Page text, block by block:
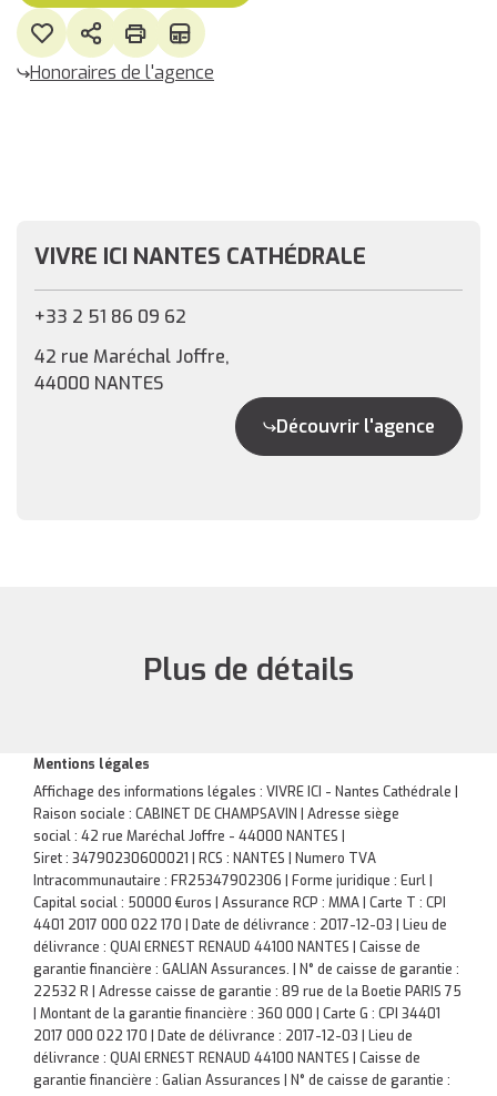
Honoraires de l'agence
VIVRE ICI NANTES CATHÉDRALE
+33 2 51 86 09 62
42 rue Maréchal Joffre,
44000 NANTES
Découvrir l'agence
Plus de détails
Mentions légales
Affichage des informations légales : VIVRE ICI - Nantes Cathédrale |
Raison sociale : CABINET DE CHAMPSAVIN | Adresse siège
social : 42 rue Maréchal Joffre - 44000 NANTES |
Siret : 34790230600021 | RCS : NANTES | Numero TVA
Intracommunautaire : FR25347902306 | Forme juridique : Eurl |
Capital social : 50000 €uros | Assurance RCP : MMA | Carte T : CPI
4401 2017 000 022 170 | Date de délivrance : 2017-12-03 | Lieu de
délivrance : QUAI ERNEST RENAUD 44100 NANTES | Caisse de
garantie financière : GALIAN Assurances. | N° de caisse de garantie :
22532 R | Adresse caisse de garantie : 89 rue de la Boetie PARIS 75
| Montant de la garantie financière : 360 000 | Carte G : CPI 34401
2017 000 022 170 | Date de délivrance : 2017-12-03 | Lieu de
délivrance : QUAI ERNEST RENAUD 44100 NANTES | Caisse de
garantie financière : Galian Assurances | N° de caisse de garantie :